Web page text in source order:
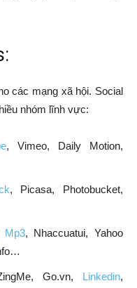
các mạng xã hội. Social
nhóm lĩnh vực:
, Vimeo, Daily Motion,
, Picasa, Photobucket,
Mp3, Nhaccuatui, Yahoo
Go.vn, Linkedin,